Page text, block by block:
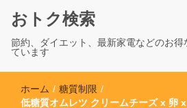
おトク検索
節約、ダイエット、最新家電などのお得
ています
ホーム / 糖質制限 /
低糖質オムレツ クリームチーズ x 卵